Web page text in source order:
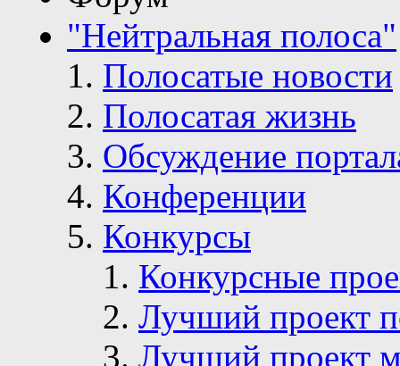
"Нейтральная полоса"
Полосатые новости
Полосатая жизнь
Обсуждение
Конференции
Конкурсы
Конкурсные
Лучший проект
Лучший проект